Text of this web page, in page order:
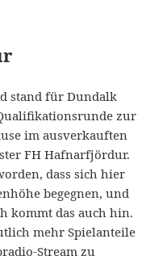
stand für Dundalk
zur
im ausverkauften
FH Hafnarfjördur.
dass sich hier
begegnen, und
kommt das auch hin.
mehr Spielanteile
Stream zu